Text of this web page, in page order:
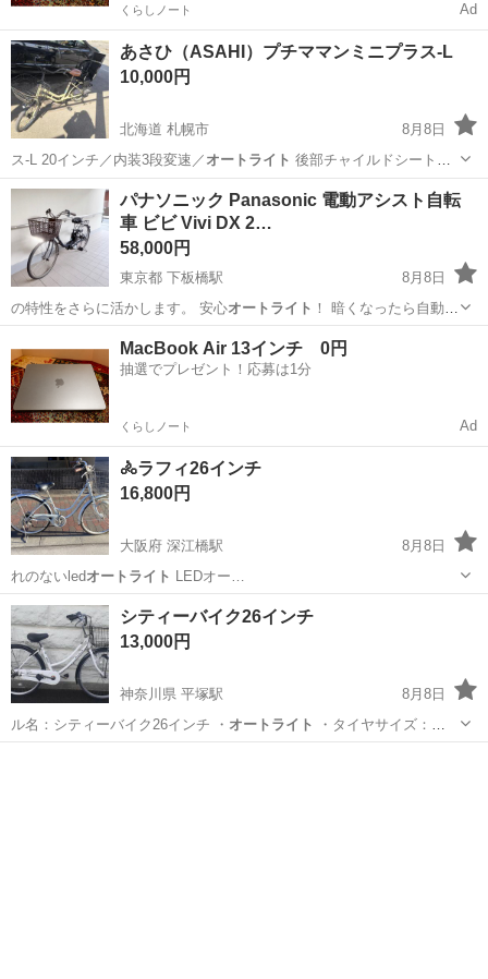
くらしノート Ad
あさひ（ASAHI）プチママンミニプラス-L
10,000円
北海道 札幌市
8月8日
ス-L 20インチ／内装3段変速／ オートライト 後部チャイルドシート付
き（2人乗…
北海道 札幌市 自転車 ASAHI
パナソニック Panasonic 電動アシスト自転
車 ビビ Vivi DX 2…
58,000円
東京都 下板橋駅
8月8日
の特性をさらに活かします。 安心オートライト ！ 暗くなったら自動で
ライトが点灯…
電動アシスト自転車
MacBook Air 13インチ 0円
抽選でプレゼント！応募は1分
くらしノート Ad
🚴ラフィ26インチ
16,800円
大阪府 深江橋駅
8月8日
れのないledオートライト LEDオー…
大阪 大阪市 その他
シティーバイク26インチ
13,000円
神奈川県 平塚駅
8月8日
ル名：シティーバイク26インチ ・ オートライト
・タイヤサイズ：
26x1'3/8…